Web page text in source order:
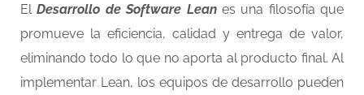
ElDesarrollo de Software Leanes una filosofía que
promueve la eficiencia, calidad y entrega de valor,
eliminando todo lo que no aporta al producto final. Al
implementar Lean, los equipos de desarrollo pueden